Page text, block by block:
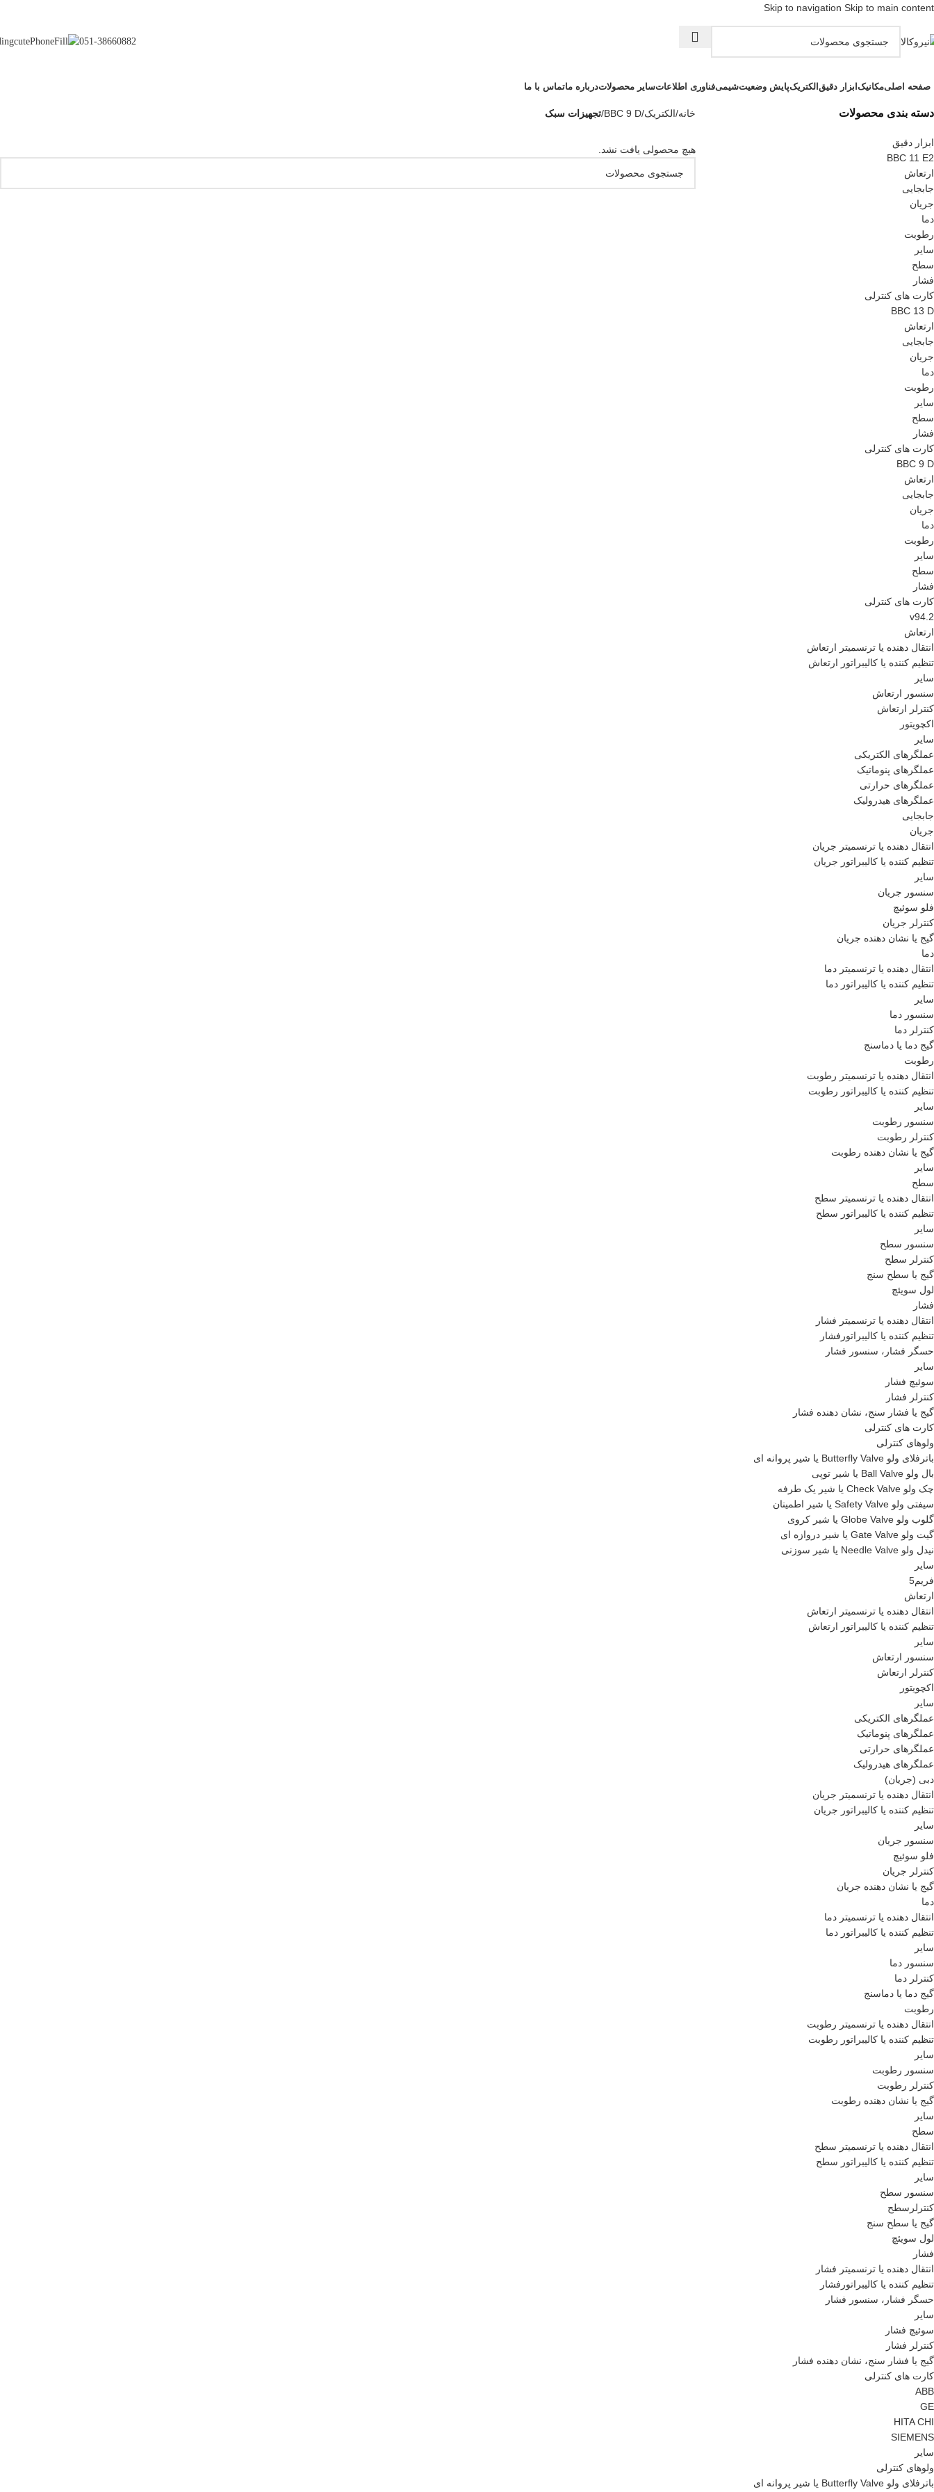
Skip to navigation Skip to main content
051-38660882
صفحه اصلیمکانیکابزار دقیقالکتریکپایش وضعیتشیمیفناوری اطلاعاتسایر محصولاتدرباره ماتماس با ما
دسته بندی محصولات
ابزار دقیق
BBC 11 E2
ارتعاش
جابجایی
جریان
دما
رطوبت
سایر
سطح
فشار
کارت های کنترلی
BBC 13 D
ارتعاش
جابجایی
جریان
دما
رطوبت
سایر
سطح
فشار
کارت های کنترلی
BBC 9 D
ارتعاش
جابجایی
جریان
دما
رطوبت
سایر
سطح
فشار
کارت های کنترلی
v94.2
ارتعاش
انتقال دهنده یا ترنسمیتر ارتعاش
تنظیم کننده یا کالیبراتور ارتعاش
سایر
سنسور ارتعاش
کنترلر ارتعاش
اکچویتور
سایر
عملگرهای الکتریکی
عملگرهای پنوماتیک
عملگرهای حرارتی
عملگرهای هیدرولیک
جابجایی
جریان
انتقال دهنده یا ترنسمیتر جریان
تنظیم کننده یا کالیبراتور جریان
سایر
سنسور جریان
فلو سوئیچ
کنترلر جریان
گیج یا نشان دهنده جریان
دما
انتقال دهنده یا ترنسمیتر دما
تنظیم کننده یا کالیبراتور دما
سایر
سنسور دما
کنترلر دما
گیج دما یا دماسنج
رطوبت
انتقال دهنده یا ترنسمیتر رطوبت
تنظیم کننده یا کالیبراتور رطوبت
سایر
سنسور رطوبت
کنترلر رطوبت
گیج یا نشان دهنده رطوبت
سایر
سطح
انتقال دهنده یا ترنسمیتر سطح
تنظیم کننده یا کالیبراتور سطح
سایر
سنسور سطح
کنترلر سطح
گیج یا سطح سنج
لول سویئچ
فشار
انتقال دهنده یا ترنسمیتر فشار
تنظیم کننده یا کالیبراتورفشار
حسگر فشار، سنسور فشار
سایر
سوئیچ فشار
کنترلر فشار
گیج یا فشار سنج، نشان دهنده فشار
کارت های کنترلی
ولوهای کنترلی
باترفلای ولو Butterfly Valve یا شیر پروانه ای
بال ولو Ball Valve یا شیر توپی
چک ولو Check Valve یا شیر یک طرفه
سیفتی ولو Safety Valve یا شیر اطمینان
گلوب ولو Globe Valve یا شیر کروی
گیت ولو Gate Valve یا شیر دروازه ای
نیدل ولو Needle Valve یا شیر سوزنی
سایر
فریم5
ارتعاش
انتقال دهنده یا ترنسمیتر ارتعاش
تنظیم کننده یا کالیبراتور ارتعاش
سایر
سنسور ارتعاش
کنترلر ارتعاش
اکچویتور
سایر
عملگرهای الکتریکی
عملگرهای پنوماتیک
عملگرهای حرارتی
عملگرهای هیدرولیک
دبی (جریان)
انتقال دهنده یا ترنسمیتر جریان
تنظیم کننده یا کالیبراتور جریان
سایر
سنسور جریان
فلو سوئیچ
کنترلر جریان
گیج یا نشان دهنده جریان
دما
انتقال دهنده یا ترنسمیتر دما
تنظیم کننده یا کالیبراتور دما
سایر
سنسور دما
کنترلر دما
گیج دما یا دماسنج
رطوبت
انتقال دهنده یا ترنسمیتر رطوبت
تنظیم کننده یا کالیبراتور رطوبت
سایر
سنسور رطوبت
کنترلر رطوبت
گیج یا نشان دهنده رطوبت
سایر
سطح
انتقال دهنده یا ترنسمیتر سطح
تنظیم کننده یا کالیبراتور سطح
سایر
سنسور سطح
کنترلرسطح
گیج یا سطح سنج
لول سویئچ
فشار
انتقال دهنده یا ترنسمیتر فشار
تنظیم کننده یا کالیبراتورفشار
حسگر فشار، سنسور فشار
سایر
سوئیچ فشار
کنترلر فشار
گیج یا فشار سنج، نشان دهنده فشار
کارت های کنترلی
ABB
GE
HITA CHI
SIEMENS
سایر
ولوهای کنترلی
باترفلای ولو Butterfly Valve یا شیر پروانه ای
خانه/الکتریک/
BBC 9 D
/تجهیزات سبک
هیچ محصولی یافت نشد.